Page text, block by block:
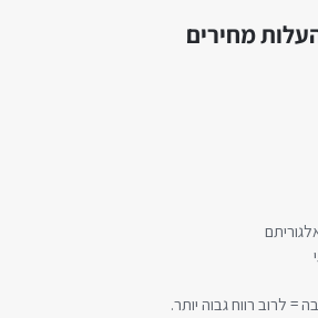
= לרוב רווח גבוה יותר.